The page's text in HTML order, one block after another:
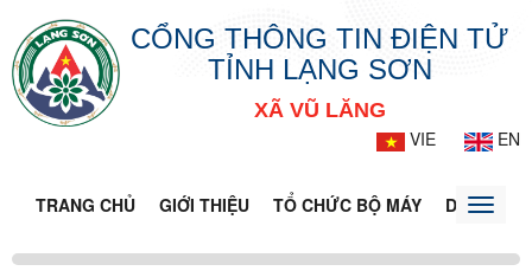
CỔNG THÔNG TIN ĐIỆN TỬ
TỈNH LẠNG SƠN
XÃ VŨ LĂNG
VIE
EN
TRANG CHỦ GIỚI THIỆU TỔ CHỨC BỘ MÁY DOANH
Toggle